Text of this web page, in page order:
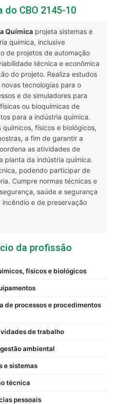
CBO 2145-10
Química projeta sistemas e
química, inclusive
de projetos de automação
técnica e econômica
do projeto. Realiza estudos
tecnologias para o
e de simuladores para
ou bioquímicas de
para a indústria química.
químicos, físicos e biológicos,
a fim de garantir a
as atividades de
planta da indústria química.
podendo participar de
Cumpre normas técnicas e
saúde e segurança
e de preservação
da profissão
físicos e biológicos
de processos e procedimentos
de trabalho
ambiental
e sistemas
técnica
pessoais